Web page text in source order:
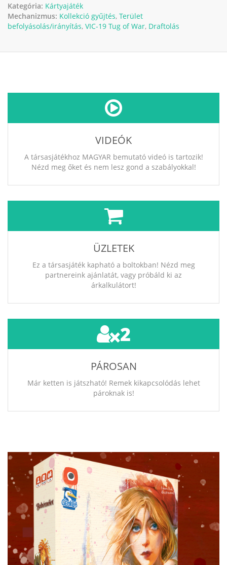
Kategória: Kártyajáték
Mechanizmus: Kollekció gyűjtés, Terület
befolyásolás/irányítás, VIC-19 Tug of War, Draftolás
VIDEÓK
A társasjátékhoz MAGYAR bemutató videó is tartozik!
Nézd meg őket és nem lesz gond a szabályokkal!
ÜZLETEK
Ez a társasjáték kapható a boltokban! Nézd meg
partnereink ajánlatát, vagy próbáld ki az
árkalkulátort!
2
PÁROSAN
Már ketten is játszható! Remek kikapcsolódás lehet
pároknak is!